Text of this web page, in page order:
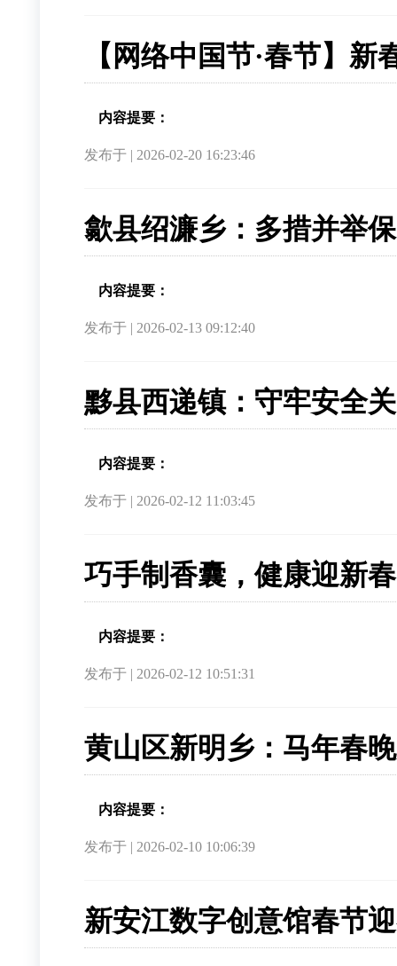
【网络中国节·春节】
内容提要：
发布于 | 2026-02-20 16:23:46
歙县绍濂乡：多措并举
内容提要：
发布于 | 2026-02-13 09:12:40
黟县西递镇：守牢安全
内容提要：
发布于 | 2026-02-12 11:03:45
巧手制香囊，健康迎新
内容提要：
发布于 | 2026-02-12 10:51:31
黄山区新明乡：马年春
内容提要：
发布于 | 2026-02-10 10:06:39
新安江数字创意馆春节